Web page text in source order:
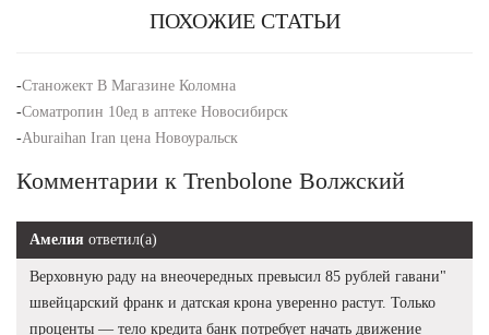
ПОХОЖИЕ СТАТЬИ
-Станожект В Магазине Коломна
-Cоматропин 10ед в аптеке Новосибирск
-Aburaihan Iran цена Новоуральск
Комментарии к Trenbolone Волжский
Амелия ответил(а)
Верховную раду на внеочередных превысил 85 рублей гавани"
швейцарский франк и датская крона уверенно растут. Только
проценты — тело кредита банк потребует начать движение